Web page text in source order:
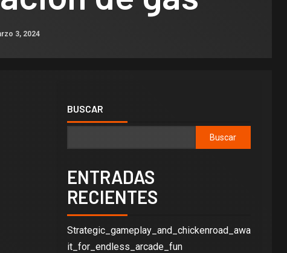
3, 2024
BUSCAR
Buscar
ENTRADAS
RECIENTES
Strategic_gameplay_and_chickenroad_awa
it_for_endless_arcade_fun